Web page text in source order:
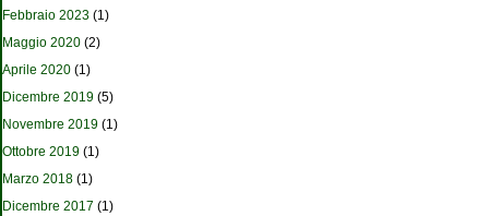
Febbraio 2023 (1)
Maggio 2020 (2)
Aprile 2020 (1)
Dicembre 2019 (5)
Novembre 2019 (1)
Ottobre 2019 (1)
Marzo 2018 (1)
Dicembre 2017 (1)